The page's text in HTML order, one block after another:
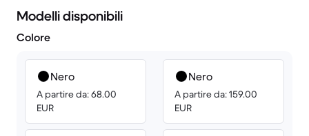
Modelli disponibili
Colore
Nero
A partire da: 68.00
EUR
Nero
A partire da: 159.00
EUR